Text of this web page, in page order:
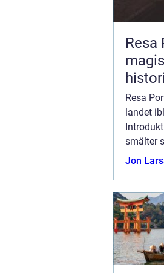
Resa
Resa
landet
smälter
skönhet
Jon